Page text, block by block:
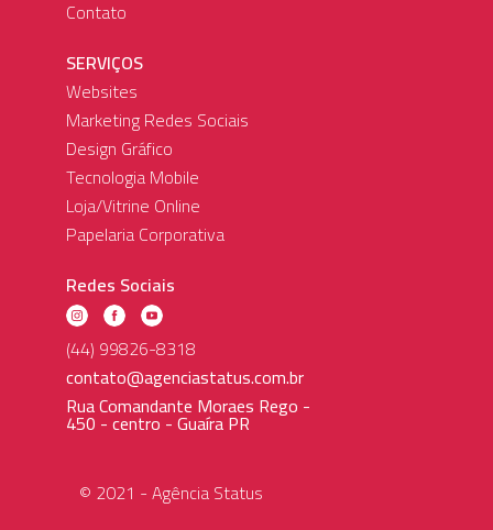
Contato
SERVIÇOS
Websites
Marketing Redes Sociais
Design Gráfico
Tecnologia Mobile
Loja/Vitrine Online
Papelaria Corporativa
Redes Sociais
(44) 99826-8318
contato@agenciastatus.com.br
Rua Comandante Moraes Rego -
450 - centro - Guaíra PR
© 2021 - Agência Status